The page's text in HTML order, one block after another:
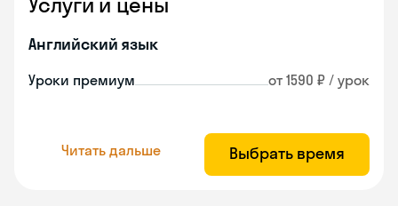
Английский язык
Уроки премиум от 1590 ₽ / урок
Читать дальше Выбрать время